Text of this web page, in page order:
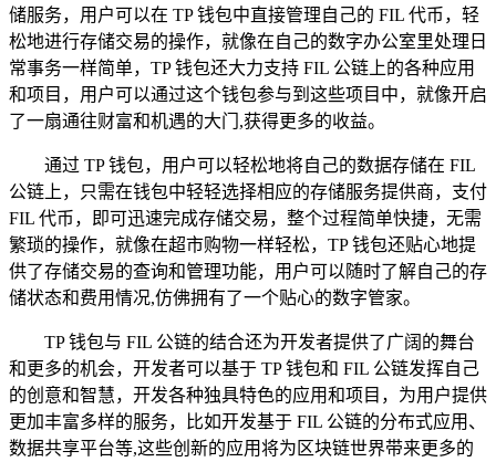
储服务，用户可以在 TP 钱包中直接管理自己的 FIL 代币，轻
松地进行存储交易的操作，就像在自己的数字办公室里处理日
常事务一样简单，TP 钱包还大力支持 FIL 公链上的各种应用
和项目，用户可以通过这个钱包参与到这些项目中，就像开启
了一扇通往财富和机遇的大门,获得更多的收益。
通过 TP 钱包，用户可以轻松地将自己的数据存储在 FIL
公链上，只需在钱包中轻轻选择相应的存储服务提供商，支付
FIL 代币，即可迅速完成存储交易，整个过程简单快捷，无需
繁琐的操作，就像在超市购物一样轻松，TP 钱包还贴心地提
供了存储交易的查询和管理功能，用户可以随时了解自己的存
储状态和费用情况,仿佛拥有了一个贴心的数字管家。
TP 钱包与 FIL 公链的结合还为开发者提供了广阔的舞台
和更多的机会，开发者可以基于 TP 钱包和 FIL 公链发挥自己
的创意和智慧，开发各种独具特色的应用和项目，为用户提供
更加丰富多样的服务，比如开发基于 FIL 公链的分布式应用、
数据共享平台等,这些创新的应用将为区块链世界带来更多的